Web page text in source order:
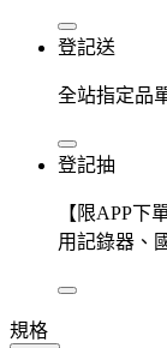
登記送
全站指定品
登記抽
【限APP下
用記錄器、
規格